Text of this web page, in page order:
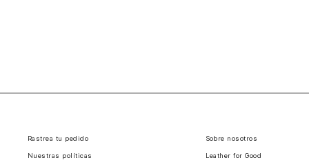
Rastrea tu pedido
Nuestras políticas
Sobre nosotros
Leather for Good